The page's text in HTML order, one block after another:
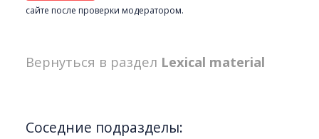
сайте после проверки модератором.
Вернуться в раздел Lexical material
Соседние подразделы: